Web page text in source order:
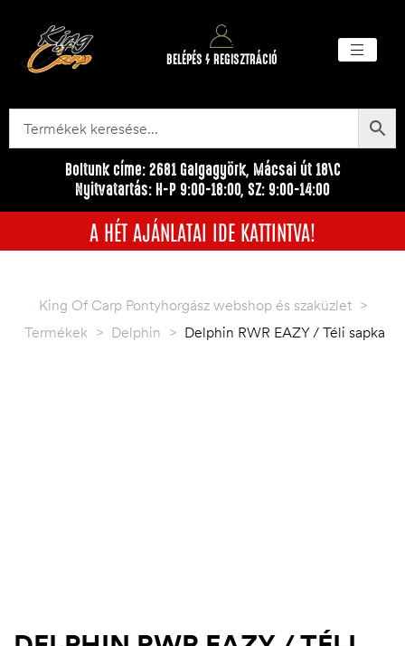
BELÉPÉS / REGISZTRÁCIÓ
Boltunk címe: 2681 Galgagyörk, Mácsai út 18\C
Nyitvatartás: H-P 9:00-18:00, SZ: 9:00-14:00
A HÉT AJÁNLATAI IDE KATTINTVA!
King Of Carp Pontyhorgász webshop és szaküzlet >
Termékek > Delphin > Delphin RWR EAZY / Téli sapka